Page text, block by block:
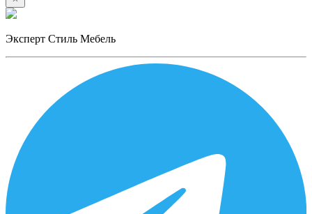
Эксперт Стиль Мебель